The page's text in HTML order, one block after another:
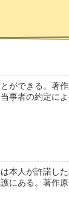
ができる。著
事者の約定に
本人が許諾し
にある。著作